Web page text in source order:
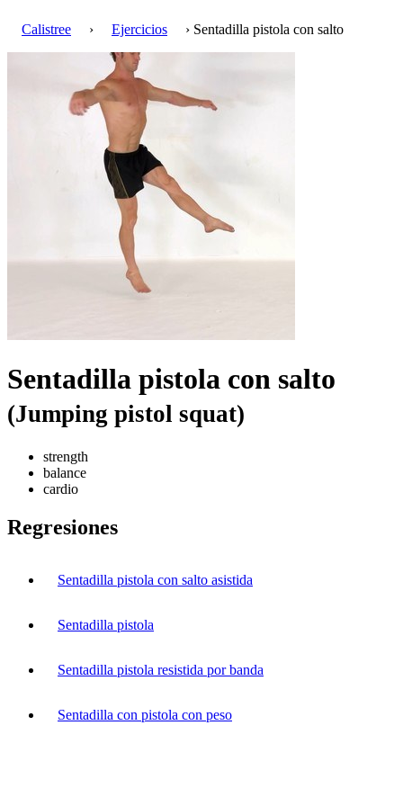
Calistree › Ejercicios › Sentadilla pistola con salto
Sentadilla pistola con salto
(Jumping pistol squat)
strength
balance
cardio
Regresiones
Sentadilla pistola con salto asistida
Sentadilla pistola
Sentadilla pistola resistida por banda
Sentadilla con pistola con peso